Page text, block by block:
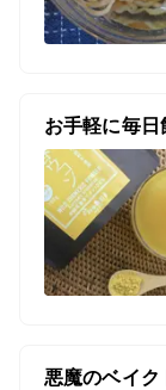
お手軽に毎日
悪魔のベイク